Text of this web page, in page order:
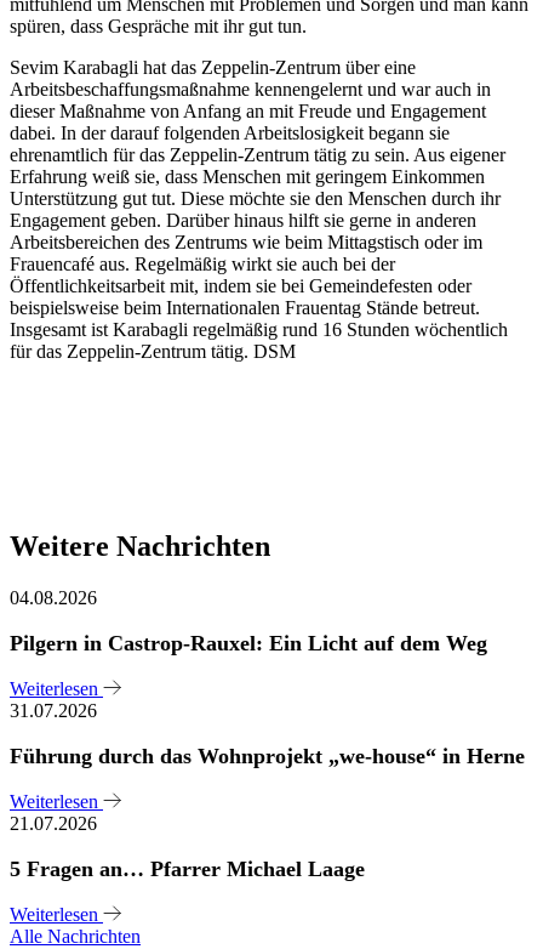
spüren, dass Gespräche mit ihr gut tun.
Sevim Karabagli hat das Zeppelin-Zentrum über eine
Arbeitsbeschaffungsmaßnahme kennengelernt und war auch in
dieser Maßnahme von Anfang an mit Freude und Engagement
dabei. In der darauf folgenden Arbeitslosigkeit begann sie
ehrenamtlich für das Zeppelin-Zentrum tätig zu sein. Aus eigener
Erfahrung weiß sie, dass Menschen mit geringem Einkommen
Unterstützung gut tut. Diese möchte sie den Menschen durch ihr
Engagement geben. Darüber hinaus hilft sie gerne in anderen
Arbeitsbereichen des Zentrums wie beim Mittagstisch oder im
Frauencafé aus. Regelmäßig wirkt sie auch bei der
Öffentlichkeitsarbeit mit, indem sie bei Gemeindefesten oder
beispielsweise beim Internationalen Frauentag Stände betreut.
Insgesamt ist Karabagli regelmäßig rund 16 Stunden wöchentlich
für das Zeppelin-Zentrum tätig. DSM
Weitere Nachrichten
04.08.2026
Pilgern in Castrop-Rauxel: Ein Licht auf dem Weg
Weiterlesen
31.07.2026
Führung durch das Wohnprojekt „we-house“ in Herne
Weiterlesen
21.07.2026
5 Fragen an… Pfarrer Michael Laage
Weiterlesen
Alle Nachrichten